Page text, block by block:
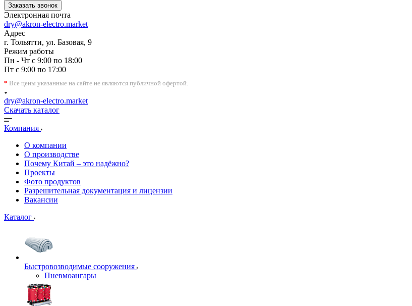
Заказать звонок
Электронная почта
dry@akron-electro.market
Адрес
г. Тольятти, ул. Базовая, 9
Режим работы
Пн - Чт с 9:00 по 18:00
Пт с 9:00 по 17:00
* Все цены указанные на сайте не являются публичной офертой.
dry@akron-electro.market
Скачать каталог
Компания
О компании
О производстве
Почему Китай – это надёжно?
Проекты
Фото продуктов
Разрешительная документация и лицензии
Вакансии
Каталог
Быстровозводимые сооружения
Пневмоангары